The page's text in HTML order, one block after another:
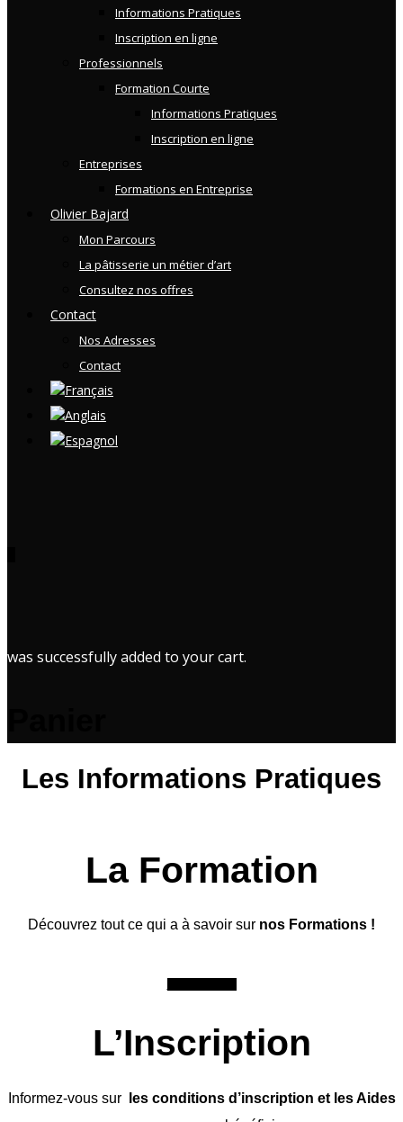
Informations Pratiques
Inscription en ligne
Professionnels
Formation Courte
Informations Pratiques
Inscription en ligne
Entreprises
Formations en Entreprise
Olivier Bajard
Mon Parcours
La pâtisserie un métier d’art
Consultez nos offres
Contact
Nos Adresses
Contact
was successfully added to your cart.
Les Informations Pratiques
La Formation
Découvrez tout ce qui a à savoir sur nos Formations !
L’Inscription
Informez-vous sur
les conditions d’inscription et les Aides